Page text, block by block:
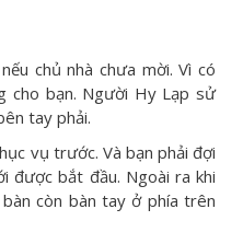
chủ nhà chưa mời. Vì có
cho bạn. Người Hy Lạp sử
tay phải.
vụ trước. Và bạn phải đợi
được bắt đầu. Ngoài ra khi
còn bàn tay ở phía trên